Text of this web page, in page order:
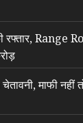
Range
माफी नहीं